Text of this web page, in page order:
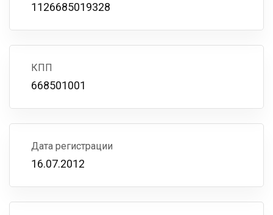
1126685019328
КПП
668501001
Дата регистрации
16.07.2012